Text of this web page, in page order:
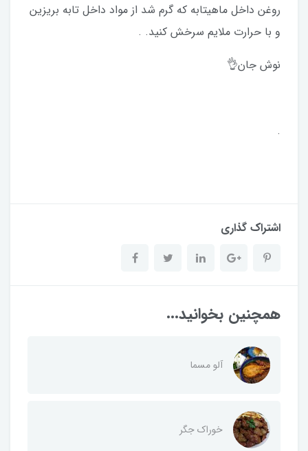
روغن داخل ماهیتابه که گرم شد از مواد داخل تابه بریزین
و با حرارت ملایم سرخش کنید. .
نوش جان👌
.
اشتراک گذاری
همچنین بخوانید...
آلو‌ مسما
خوراک جگر